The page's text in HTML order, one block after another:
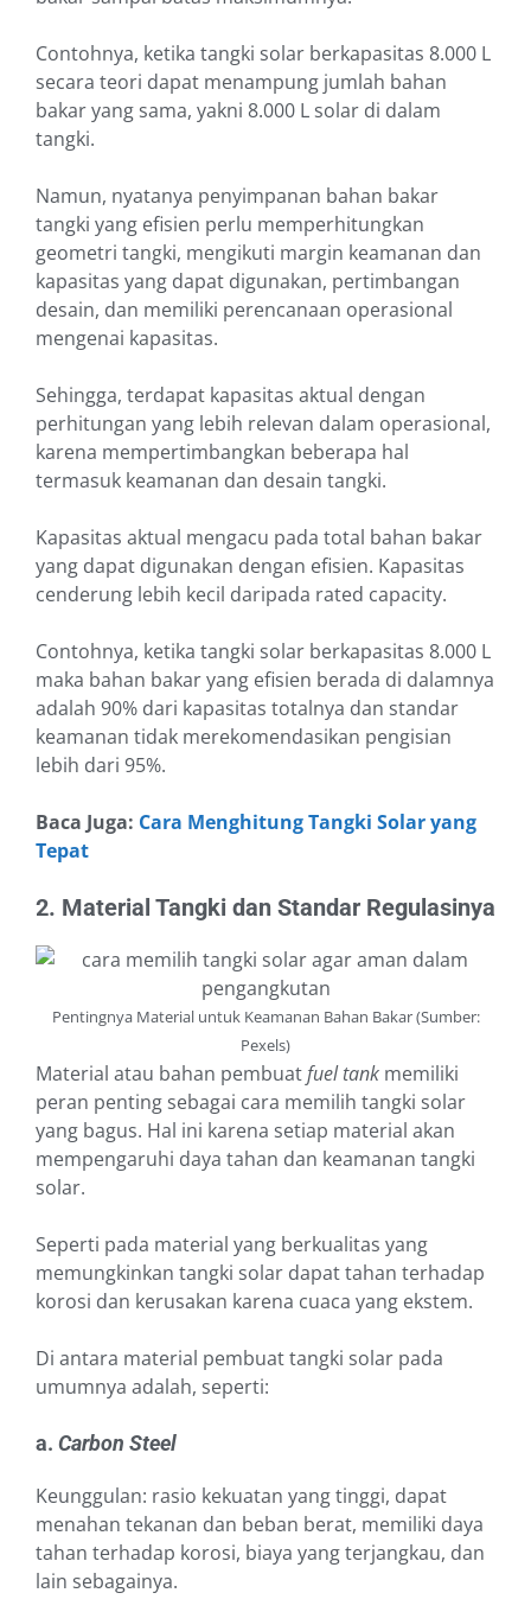
Contohnya, ketika tangki solar berkapasitas 8.000 L
secara teori dapat menampung jumlah bahan
bakar yang sama, yakni 8.000 L solar di dalam
tangki.
Namun, nyatanya penyimpanan bahan bakar
tangki yang efisien perlu memperhitungkan
geometri tangki, mengikuti margin keamanan dan
kapasitas yang dapat digunakan, pertimbangan
desain, dan memiliki perencanaan operasional
mengenai kapasitas.
Sehingga, terdapat kapasitas aktual dengan
perhitungan yang lebih relevan dalam operasional,
karena mempertimbangkan beberapa hal
termasuk keamanan dan desain tangki.
Kapasitas aktual mengacu pada total bahan bakar
yang dapat digunakan dengan efisien. Kapasitas
cenderung lebih kecil daripada rated capacity.
Contohnya, ketika tangki solar berkapasitas 8.000 L
maka bahan bakar yang efisien berada di dalamnya
adalah 90% dari kapasitas totalnya dan standar
keamanan tidak merekomendasikan pengisian
lebih dari 95%.
Baca Juga: Cara Menghitung Tangki Solar yang
Tepat
2. Material Tangki dan Standar Regulasinya
Pentingnya Material untuk Keamanan Bahan Bakar (Sumber:
Pexels)
Material atau bahan pembuatfuel tank memiliki
peran penting sebagai cara memilih tangki solar
yang bagus. Hal ini karena setiap material akan
mempengaruhi daya tahan dan keamanan tangki
solar.
Seperti pada material yang berkualitas yang
memungkinkan tangki solar dapat tahan terhadap
korosi dan kerusakan karena cuaca yang ekstem.
Di antara material pembuat tangki solar pada
umumnya adalah, seperti:
a. Carbon Steel
Keunggulan: rasio kekuatan yang tinggi, dapat
menahan tekanan dan beban berat, memiliki daya
tahan terhadap korosi, biaya yang terjangkau, dan
lain sebagainya.